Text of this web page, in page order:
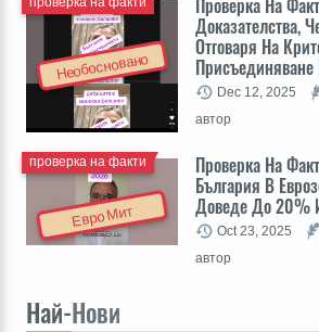
Необосновано
Проверка На
Доказателства,
Отговаря На
Присъединяване
Dec 12, 2025
автор
Евро Мит
Проверка На
България В
Доведе До 20%
проверка на факти
Oct 23, 2025
автор
Най-Нови